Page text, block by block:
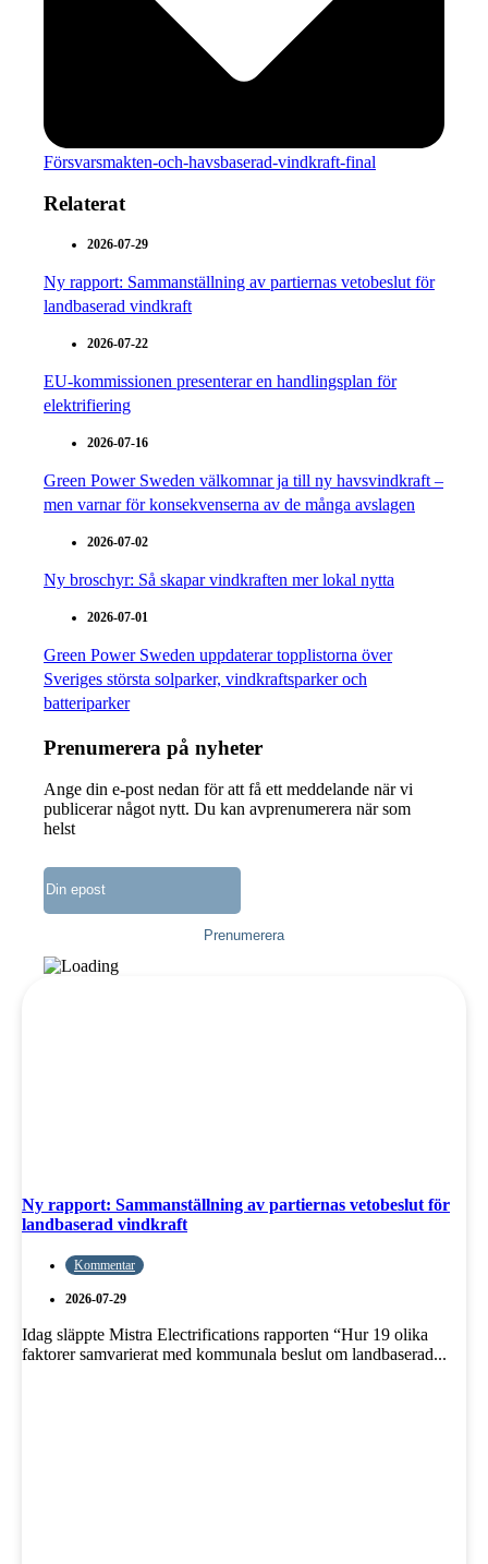
Försvarsmakten-och-havsbaserad-vindkraft-final
Relaterat
2026-07-29
Ny rapport: Sammanställning av partiernas vetobeslut för
landbaserad vindkraft
2026-07-22
EU-kommissionen presenterar en handlingsplan för
elektrifiering
2026-07-16
Green Power Sweden välkomnar ja till ny havsvindkraft –
men varnar för konsekvenserna av de många avslagen
2026-07-02
Ny broschyr: Så skapar vindkraften mer lokal nytta
2026-07-01
Green Power Sweden uppdaterar topplistorna över
Sveriges största solparker, vindkraftsparker och
batteriparker
Prenumerera på nyheter
Ange din e-post nedan för att få ett meddelande när vi
publicerar något nytt. Du kan avprenumerera när som
helst
Ny rapport: Sammanställning av partiernas vetobeslut för
landbaserad vindkraft
Kommentar
2026-07-29
Idag släppte Mistra Electrifications rapporten “Hur 19 olika
faktorer samvarierat med kommunala beslut om landbaserad...